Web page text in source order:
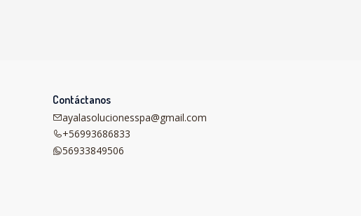
Contáctanos
ayalasolucionesspa@gmail.com
+56993686833
56933849506